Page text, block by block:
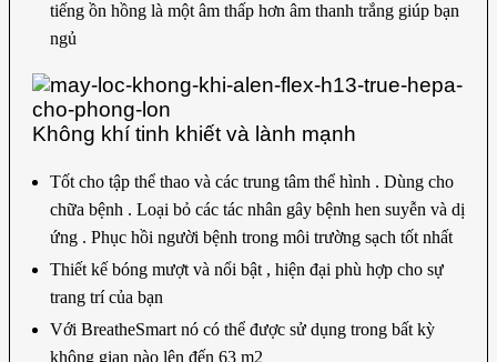
tiếng ồn hồng là một âm thấp hơn âm thanh trắng giúp bạn
ngủ
Không khí tinh khiết và lành mạnh
Tốt cho tập thể thao và các trung tâm thể hình . Dùng cho
chữa bệnh . Loại bỏ các tác nhân gây bệnh hen suyễn và dị
ứng . Phục hồi người bệnh trong môi trường sạch tốt nhất
Thiết kế bóng mượt và nổi bật , hiện đại phù hợp cho sự
trang trí của bạn
Với BreatheSmart nó có thể được sử dụng trong bất kỳ
không gian nào lên đến 63 m2